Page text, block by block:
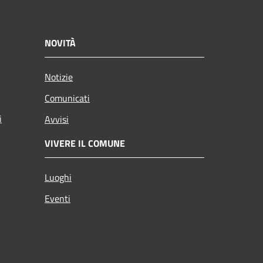
NOVITÀ
Notizie
Comunicati
Avvisi
VIVERE IL COMUNE
Luoghi
Eventi